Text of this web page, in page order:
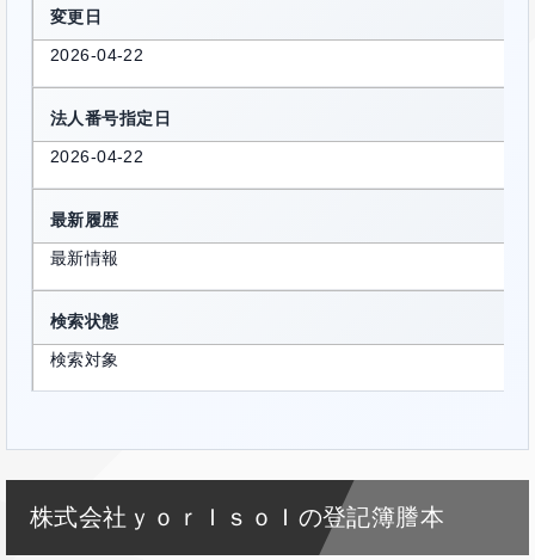
変更日
2026-04-22
法人番号指定日
2026-04-22
最新履歴
最新情報
検索状態
検索対象
株式会社ｙｏｒＩｓｏＩの登記簿謄本